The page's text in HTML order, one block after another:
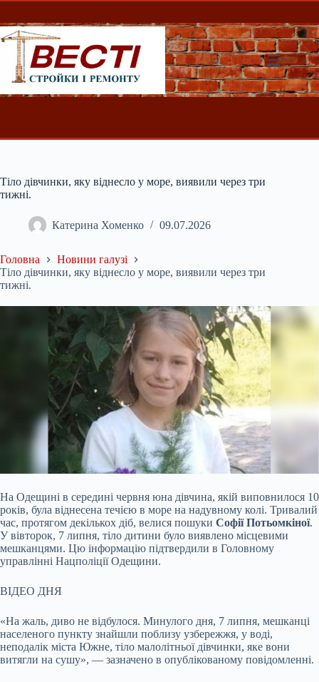
Перейти
вмісту
Тіло дівчинки, яку віднесло у море, виявили через три
тижні.
Катерина Хоменко 09.07.2026
Головна
Новини галузі
Тіло дівчинки, яку віднесло у море, виявили через три
тижні.
На Одещині в середині червня юна дівчина, якій виповнилося 10
років, була віднесена течією в море на надувному колі. Тривалий
час, протягом декількох діб, велися пошуки Софії Потьомкіної.
У вівторок, 7 липня, тіло дитини було виявлено місцевими
мешканцями. Цю інформацію підтвердили в Головному
управлінні Нацполіції Одещини.
ВІДЕО ДНЯ
«На жаль, диво не відбулося. Минулого дня, 7 липня, мешканці
населеного пункту знайшли поблизу узбережжя, у воді,
неподалік міста Южне, тіло малолітньої дівчинки, яке вони
витягли на сушу», — зазначено в опублікованому повідомленні.